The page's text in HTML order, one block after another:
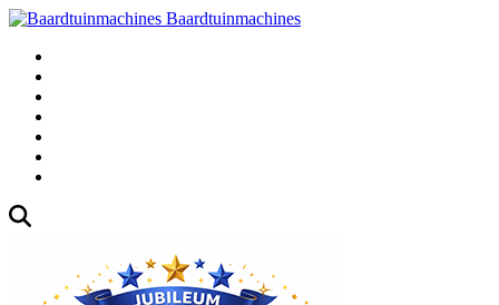
Baardtuinmachines